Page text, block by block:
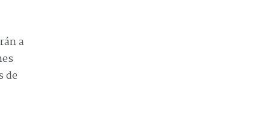
a
de